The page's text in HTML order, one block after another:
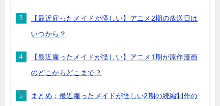
【最近雇ったメイドが怪しい】アニメ2期の放送日は
いつから？
【最近雇ったメイドが怪しい】アニメ1期が原作漫画
のどこからどこまで？
まとめ：最近雇ったメイドが怪しい2期の続編制作の